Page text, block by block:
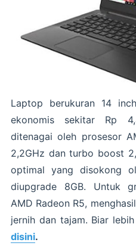
Laptop berukuran 14
ekonomis sekitar Rp
ditenagai oleh prosesor
2,2GHz dan turbo boost
optimal yang disokong
diupgrade 8GB. Untuk
AMD Radeon R5,
jernih dan tajam. Biar
disini.